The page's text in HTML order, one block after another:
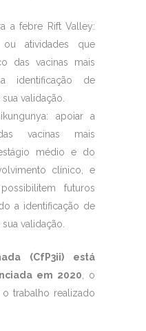
a febre Rift Valley:
atividades que
das vacinas mais
identificação de
validação.
apoiar a
vacinas mais
médio e do
clínico, e
futuros
a identificação de
validação.
(CfP3ii) está
em 2020 , o
trabalho realizado